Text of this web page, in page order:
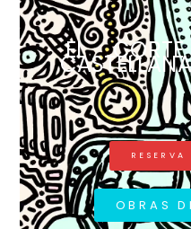
EL
OBRAS